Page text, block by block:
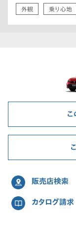
外観 乗り心地
こ
販売店検索
カタログ請求